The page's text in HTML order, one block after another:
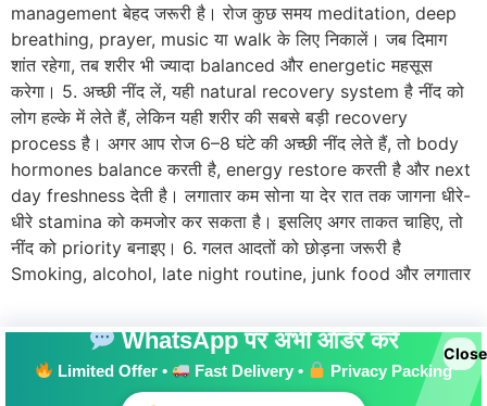
management बेहद जरूरी है। रोज कुछ समय meditation, deep
breathing, prayer, music या walk के लिए निकालें। जब दिमाग
शांत रहेगा, तब शरीर भी ज्यादा balanced और energetic महसूस
करेगा। 5. अच्छी नींद लें, यही natural recovery system है नींद को
लोग हल्के में लेते हैं, लेकिन यही शरीर की सबसे बड़ी recovery
process है। अगर आप रोज 6–8 घंटे की अच्छी नींद लेते हैं, तो body
hormones balance करती है, energy restore करती है और next
day freshness देती है। लगातार कम सोना या देर रात तक जागना धीरे-
धीरे stamina को कमजोर कर सकता है। इसलिए अगर ताकत चाहिए, तो
नींद को priority बनाइए। 6. गलत आदतों को छोड़ना जरूरी है
Smoking, alcohol, late night routine, junk food और लगातार
WhatsApp पर अभी ऑर्डर करें
Limited Offer • Fast Delivery • Privacy Packing
Close